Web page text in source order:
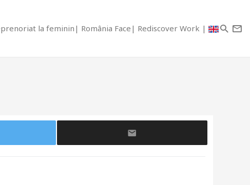
la feminin România Face Rediscover Work